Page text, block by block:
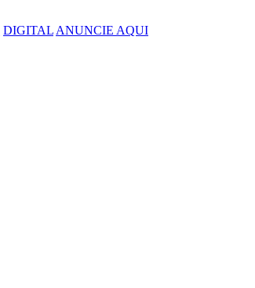
DIGITAL ANUNCIE AQUI